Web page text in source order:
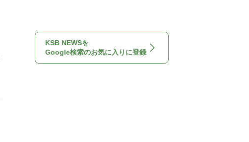
KSB NEWSを
Google検索のお気に入りに登録